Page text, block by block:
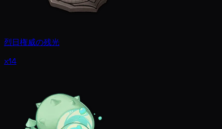
烈日権威の残光
x14